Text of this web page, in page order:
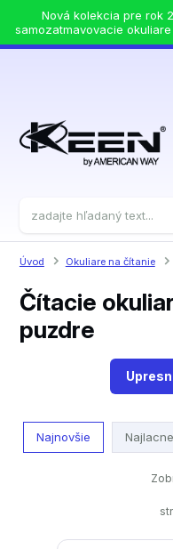
Nová kolekcia pre rok
samozatmavovacie
Úvod Okuliare na čítanie
Čítacie
puzdre
Najnovšie